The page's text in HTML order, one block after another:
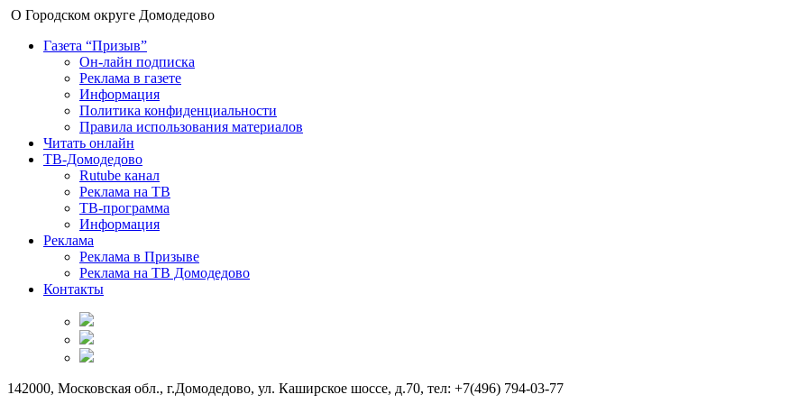
О Городском округе Домодедово
Газета “Призыв”
Он-лайн подписка
Реклама в газете
Информация
Политика конфиденциальности
Правила использования материалов
Читать онлайн
ТВ-Домодедово
Rutube канал
Реклама на ТВ
ТВ-программа
Информация
Реклама
Реклама в Призыве
Реклама на ТВ Домодедово
Контакты
142000, Московская обл., г.Домодедово, ул. Каширское шоссе, д.70, тел: +7(496) 794-03-77